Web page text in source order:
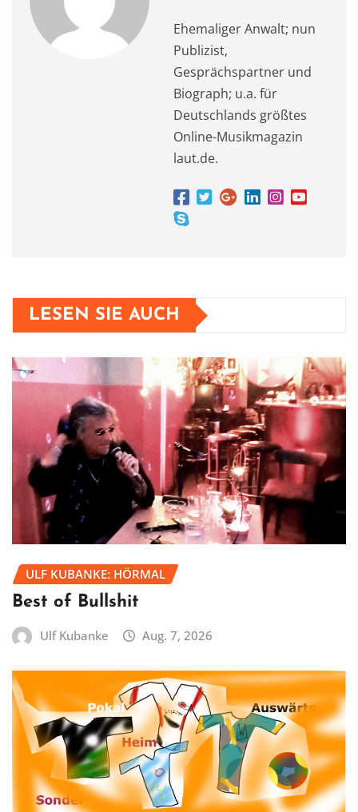
Ehemaliger Anwalt; nun
Publizist,
Gesprächspartner und
Biograph; u.a. für
Deutschlands größtes
Online-Musikmagazin
laut.de.
LESEN SIE AUCH
ULF KUBANKE: HÖRMAL
Best of Bullshit
Ulf Kubanke Aug. 7, 2026